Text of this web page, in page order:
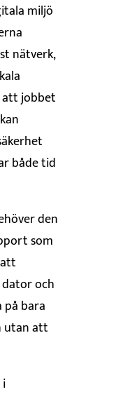
miljö
nätverk,
att jobbet
både tid
den
som
och
bara
utan att
i